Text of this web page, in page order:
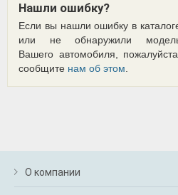
Нашли ошибку?
Если вы нашли ошибку в
или не обнаружили
Вашего автомобиля, пожалуйста,
сообщите нам об этом
О компании